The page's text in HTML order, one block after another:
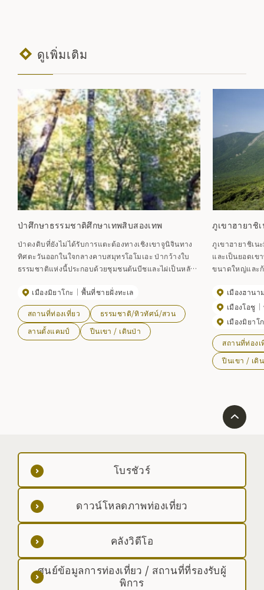
ดูเพิ่มเติม
ป่าศึกษาธรรมชาติศึกษาเทพสิบสองเทพ
ป่าดงดิบที่ยังไม่ได้รับการแตะต้องทางเชิงเขาจูนิจินทาง
ทิศตะวันออกในใจกลางคาบสมุทรโอโมเอะ ป่ากว้างใบ
ธรรมชาติแห่งนี้ประกอบด้วยชุมชนต้นบีชและไผ่เป็นหลัก
เป็นป่าที่เป็นธรรมชาติมากที่สุดในพื้นที่ โดยประกอบด้วย
ต้นโอ๊ก ต้นวอลนัทญี่ปุ่น ต้นเซลโควายักษ์ และต้นเกาลัด
ม้า ซึ่งมีเส้นผ่านศูนย์กลางมากกว่า 1 เมตร ป่าไม้เป็นที่อยู่
อาศัยของพืชและสัตว์หลายชนิด “ป่าต้นบีชถึงป่าไผ่” บน
ภูเขาจูซันจินเป็นป่าดึกดำบรรพ์แห่งเดียวในญี่ปุ่นที่เป็น
บูรณะ ดังนั้นจึงไม่สามารถสัญจรได้
เมืองมิยาโกะ พื้นที่ชายฝั่งทะเล
สถานที่ท่องเที่ยว
ธรรมชาติ/ทิวทัศน์/สวน
ลานตั้งแคมป์
ปีนเขา / เดินป่า
ภูเขาฮายาชิ
ภูเขาฮายาชิเน
และเป็นยอดเข
ขนาดใหญ่และ
ทนทานต่อสภา
ออกดอก จากเ
นิยมมากที่สุดคื
สามารถถึงยอดเข
ยาชิเนะซึ่งมีชื่อ
สวยงามในป่า
ทิวทัศน์แบบพ
งดงามตระกา
แห่งชาติเมื่อ พ.ศ.2525 [วันเปิดภู
26 พฤษภาคม
ธรรมชาติของภู
เมืองฮานา
เมืองโอชู
เมืองมิยาโ
สถานที่ท่องเ
ปีนเขา / เดิ
โบรชัวร์
ดาวน์โหลดภาพท่องเที่ยว
คลังวิดีโอ
ศูนย์ข้อมูลการท่องเที่ยว / สถานที่ที่รองรับผู้
พิการ